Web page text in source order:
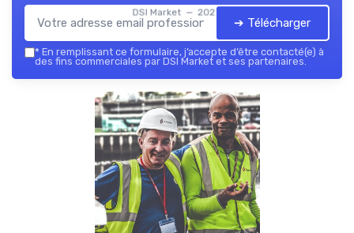
DSI Market — 2026
➔ Télécharger
* En remplissant ce formulaire, j’accepte d’être contacté(e) à
des fins commerciales par DSI Market et ses partenaires.